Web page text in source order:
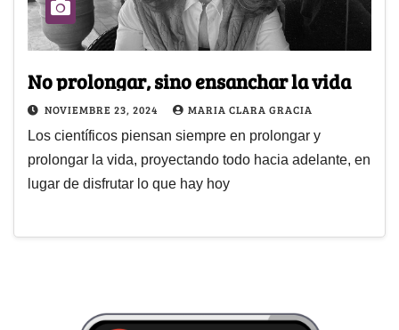
No prolongar, sino ensanchar la vida
NOVIEMBRE 23, 2024 MARIA CLARA GRACIA
Los científicos piensan siempre en prolongar y
prolongar la vida, proyectando todo hacia adelante, en
lugar de disfrutar lo que hay hoy